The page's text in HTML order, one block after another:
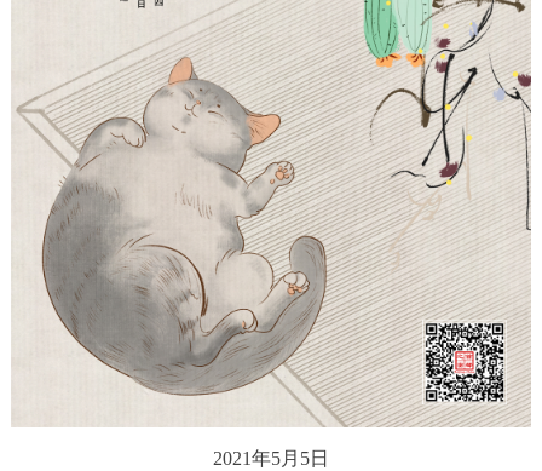
图说北京 视频北京
多语种
ENGLISH 한국어 日本語
DEUTSCH FRANÇAIS РУССКИЙ ЯЗЫК
ESPAÑOL العربية PORTUGUÊS
ITALIANO
2021年5月5日